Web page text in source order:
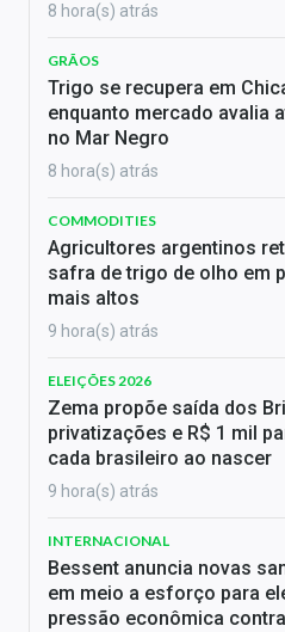
8 hora(s) atrás
GRÃOS
Trigo se recupera em
enquanto mercado avalia
no Mar Negro
8 hora(s) atrás
COMMODITIES
Agricultores argentinos
safra de trigo de olho em
mais altos
9 hora(s) atrás
ELEIÇÕES 2026
Zema propõe saída dos
privatizações e R$ 1 mil
cada brasileiro ao nascer
9 hora(s) atrás
INTERNACIONAL
Bessent anuncia novas
em meio a esforço para
pressão econômica